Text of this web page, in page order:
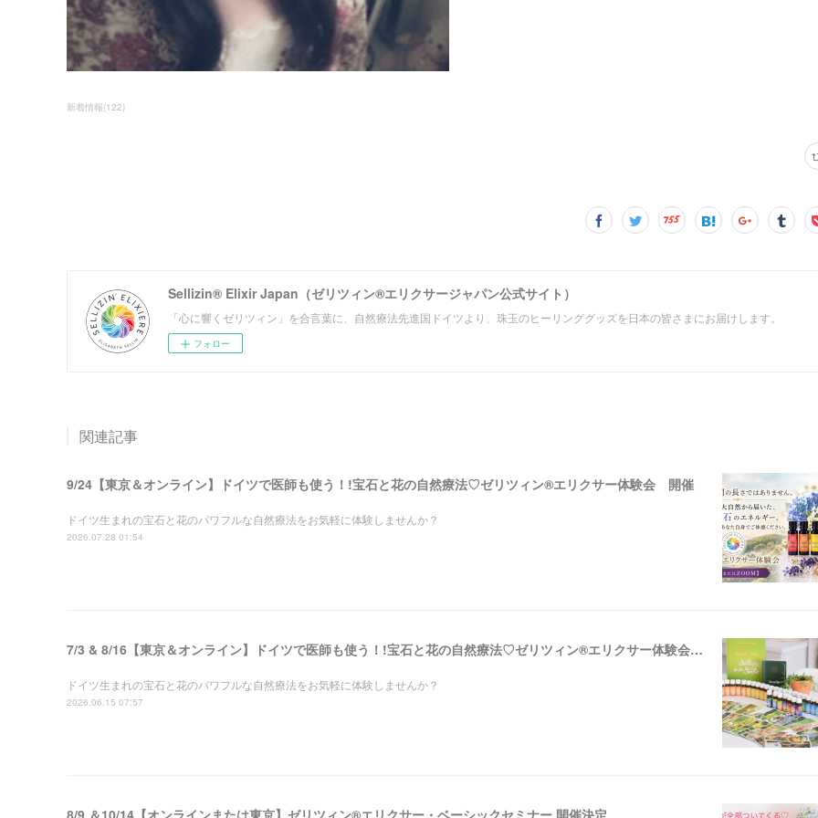
新着情報(122)
Sellizin® Elixir Japan（ゼリツィン®エリクサージャパン公式サイト）
「心に響くゼリツィン」を合言葉に、自然療法先進国ドイツより、珠玉のヒーリンググッズを日本の皆さまにお届けします。
フォロー
関連記事
9/24【東京＆オンライン】ドイツで医師も使う！!宝石と花の自然療法♡ゼリツィン®エリクサー体験会 開催
ドイツ生まれの宝石と花のパワフルな自然療法をお気軽に体験しませんか？
2026.07.28 01:54
7/3 & 8/16【東京＆オンライン】ドイツで医師も使う！!宝石と花の自然療法♡ゼリツィン®エリクサー体験会 開催
ドイツ生まれの宝石と花のパワフルな自然療法をお気軽に体験しませんか？
2026.06.15 07:57
8/9 ＆10/14【オンラインまたは東京】ゼリツィン®エリクサー・ベーシックセミナー 開催決定